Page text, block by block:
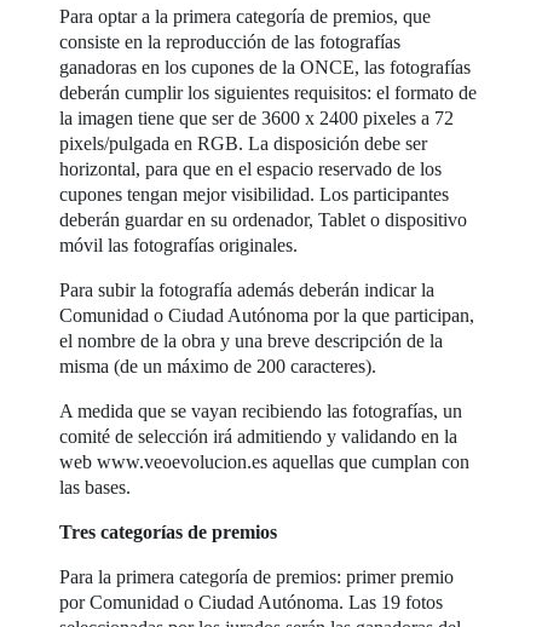
Para optar a la primera categoría de premios, que
consiste en la reproducción de las fotografías
ganadoras en los cupones de la ONCE, las fotografías
deberán cumplir los siguientes requisitos: el formato de
la imagen tiene que ser de 3600 x 2400 pixeles a 72
pixels/pulgada en RGB. La disposición debe ser
horizontal, para que en el espacio reservado de los
cupones tengan mejor visibilidad. Los participantes
deberán guardar en su ordenador, Tablet o dispositivo
móvil las fotografías originales.
Para subir la fotografía además deberán indicar la
Comunidad o Ciudad Autónoma por la que participan,
el nombre de la obra y una breve descripción de la
misma (de un máximo de 200 caracteres).
A medida que se vayan recibiendo las fotografías, un
comité de selección irá admitiendo y validando en la
web www.veoevolucion.es aquellas que cumplan con
las bases.
Tres categorías de premios
Para la primera categoría de premios: primer premio
por Comunidad o Ciudad Autónoma. Las 19 fotos